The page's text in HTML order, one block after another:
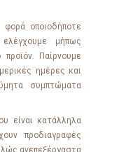
φορά οποιοδήποτε
μήπως
Παίρνουμε
ημέρες και
συμπτώματα
είναι κατάλληλα
προδιαγραφές